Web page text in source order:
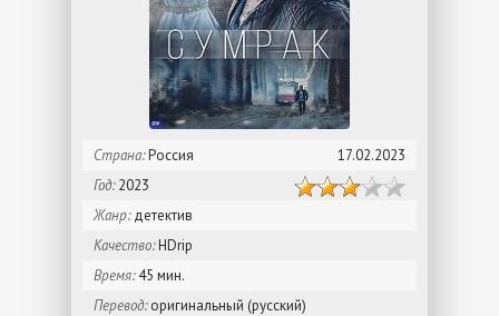
Страна:Россия
17.02.2023
Год:2023
Жанр:детектив
Качество:HDrip
Время:45 мин.
Перевод:оригинальный (русский)